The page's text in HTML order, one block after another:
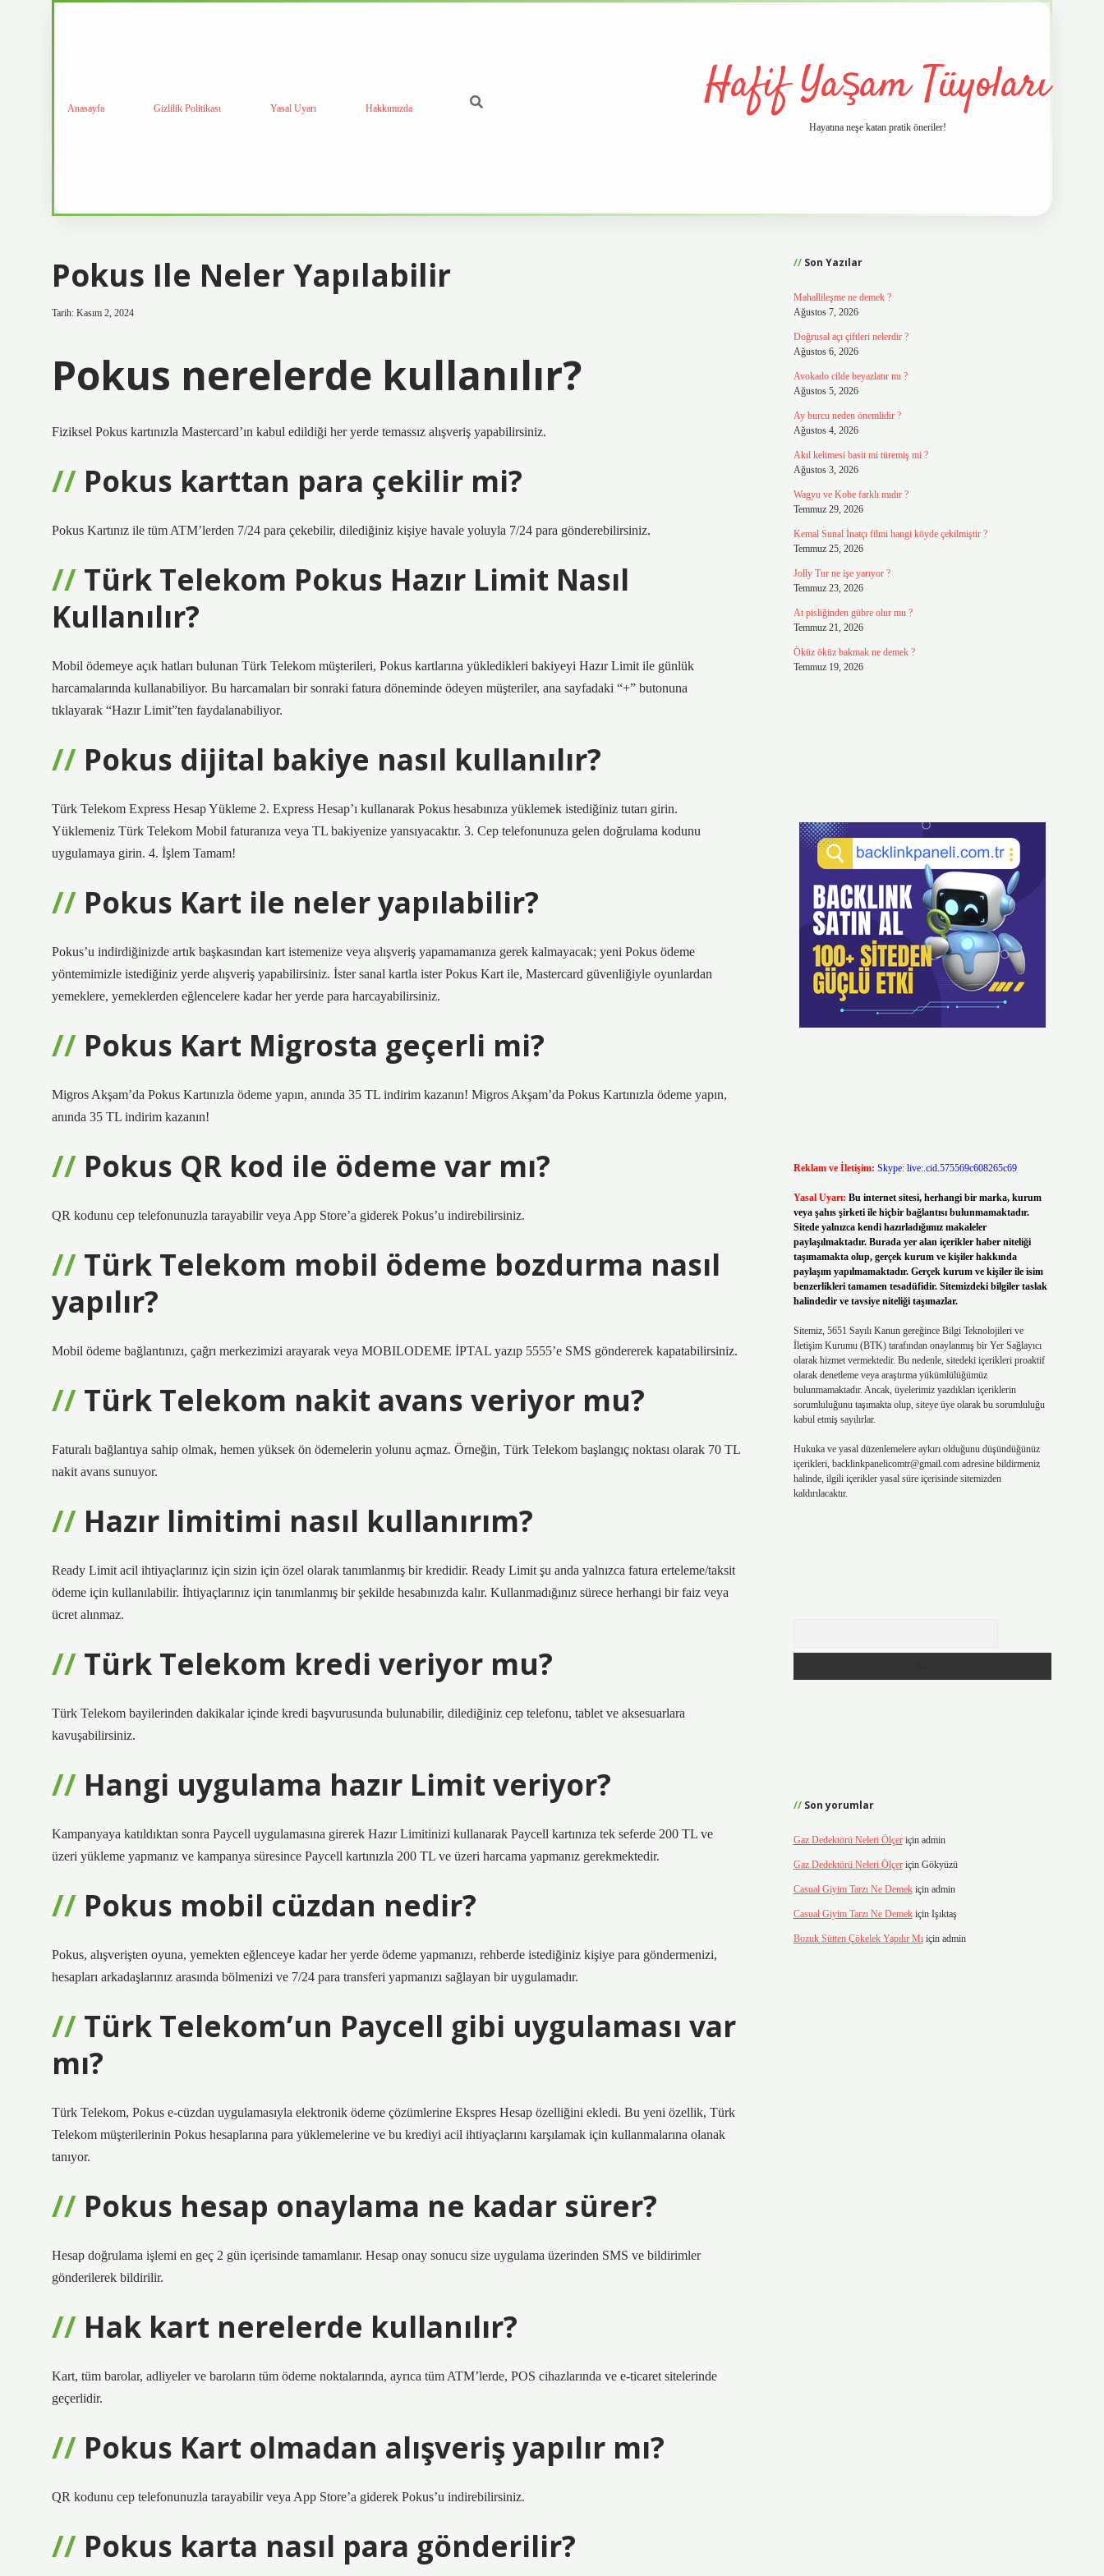
Anasayfa Gizlilik Politikası Yasal Uyarı Hakkımızda Hafif Yaşam Tüyoları
Hayatına neşe katan pratik öneriler!
Pokus Ile Neler Yapılabilir
Tarih: Kasım 2, 2024
Pokus nerelerde kullanılır?
Fiziksel Pokus kartınızla Mastercard’ın kabul edildiği her yerde temassız alışveriş yapabilirsiniz.
Pokus karttan para çekilir mi?
Pokus Kartınız ile tüm ATM’lerden 7/24 para çekebilir, dilediğiniz kişiye havale yoluyla 7/24 para gönderebilirsiniz.
Türk Telekom Pokus Hazır Limit Nasıl
Kullanılır?
Mobil ödemeye açık hatları bulunan Türk Telekom müşterileri, Pokus kartlarına yükledikleri bakiyeyi Hazır Limit ile günlük
harcamalarında kullanabiliyor. Bu harcamaları bir sonraki fatura döneminde ödeyen müşteriler, ana sayfadaki “+” butonuna
tıklayarak “Hazır Limit”ten faydalanabiliyor.
Pokus dijital bakiye nasıl kullanılır?
Türk Telekom Express Hesap Yükleme 2. Express Hesap’ı kullanarak Pokus hesabınıza yüklemek istediğiniz tutarı girin.
Yüklemeniz Türk Telekom Mobil faturanıza veya TL bakiyenize yansıyacaktır. 3. Cep telefonunuza gelen doğrulama kodunu
uygulamaya girin. 4. İşlem Tamam!
Pokus Kart ile neler yapılabilir?
Pokus’u indirdiğinizde artık başkasından kart istemenize veya alışveriş yapamamanıza gerek kalmayacak; yeni Pokus ödeme
yöntemimizle istediğiniz yerde alışveriş yapabilirsiniz. İster sanal kartla ister Pokus Kart ile, Mastercard güvenliğiyle oyunlardan
yemeklere, yemeklerden eğlencelere kadar her yerde para harcayabilirsiniz.
Pokus Kart Migrosta geçerli mi?
Migros Akşam’da Pokus Kartınızla ödeme yapın, anında 35 TL indirim kazanın! Migros Akşam’da Pokus Kartınızla ödeme yapın,
anında 35 TL indirim kazanın!
Pokus QR kod ile ödeme var mı?
QR kodunu cep telefonunuzla tarayabilir veya App Store’a giderek Pokus’u indirebilirsiniz.
Türk Telekom mobil ödeme bozdurma nasıl
yapılır?
Mobil ödeme bağlantınızı, çağrı merkezimizi arayarak veya MOBILODEME İPTAL yazıp 5555’e SMS göndererek kapatabilirsiniz.
Türk Telekom nakit avans veriyor mu?
Faturalı bağlantıya sahip olmak, hemen yüksek ön ödemelerin yolunu açmaz. Örneğin, Türk Telekom başlangıç ​​noktası olarak 70 TL
nakit avans sunuyor.
Hazır limitimi nasıl kullanırım?
Ready Limit acil ihtiyaçlarınız için sizin için özel olarak tanımlanmış bir kredidir. Ready Limit şu anda yalnızca fatura erteleme/taksit
ödeme için kullanılabilir. İhtiyaçlarınız için tanımlanmış bir şekilde hesabınızda kalır. Kullanmadığınız sürece herhangi bir faiz veya
ücret alınmaz.
Türk Telekom kredi veriyor mu?
Türk Telekom bayilerinden dakikalar içinde kredi başvurusunda bulunabilir, dilediğiniz cep telefonu, tablet ve aksesuarlara
kavuşabilirsiniz.
Hangi uygulama hazır Limit veriyor?
Kampanyaya katıldıktan sonra Paycell uygulamasına girerek Hazır Limitinizi kullanarak Paycell kartınıza tek seferde 200 TL ve
üzeri yükleme yapmanız ve kampanya süresince Paycell kartınızla 200 TL ve üzeri harcama yapmanız gerekmektedir.
Pokus mobil cüzdan nedir?
Pokus, alışverişten oyuna, yemekten eğlenceye kadar her yerde ödeme yapmanızı, rehberde istediğiniz kişiye para göndermenizi,
hesapları arkadaşlarınız arasında bölmenizi ve 7/24 para transferi yapmanızı sağlayan bir uygulamadır.
Türk Telekom’un Paycell gibi uygulaması var
mı?
Türk Telekom, Pokus e-cüzdan uygulamasıyla elektronik ödeme çözümlerine Ekspres Hesap özelliğini ekledi. Bu yeni özellik, Türk
Telekom müşterilerinin Pokus hesaplarına para yüklemelerine ve bu krediyi acil ihtiyaçlarını karşılamak için kullanmalarına olanak
tanıyor.
Pokus hesap onaylama ne kadar sürer?
Hesap doğrulama işlemi en geç 2 gün içerisinde tamamlanır. Hesap onay sonucu size uygulama üzerinden SMS ve bildirimler
gönderilerek bildirilir.
Hak kart nerelerde kullanılır?
Kart, tüm barolar, adliyeler ve baroların tüm ödeme noktalarında, ayrıca tüm ATM’lerde, POS cihazlarında ve e-ticaret sitelerinde
geçerlidir.
Pokus Kart olmadan alışveriş yapılır mı?
QR kodunu cep telefonunuzla tarayabilir veya App Store’a giderek Pokus’u indirebilirsiniz.
Pokus karta nasıl para gönderilir?
Son Yazılar
Mahallileşme ne demek ?
Ağustos 7, 2026
Doğrusal açı çiftleri nelerdir ?
Ağustos 6, 2026
Avokado cilde beyazlatır mı ?
Ağustos 5, 2026
Ay burcu neden önemlidir ?
Ağustos 4, 2026
Akıl kelimesi basit mi türemiş mi ?
Ağustos 3, 2026
Wagyu ve Kobe farklı mıdır ?
Temmuz 29, 2026
Kemal Sunal İnatçı filmi hangi köyde çekilmiştir ?
Temmuz 25, 2026
Jolly Tur ne işe yarıyor ?
Temmuz 23, 2026
At pisliğinden gübre olur mu ?
Temmuz 21, 2026
Öküz öküz bakmak ne demek ?
Temmuz 19, 2026
Reklam ve İletişim: Skype: live:.cid.575569c608265c69
Yasal Uyarı: Bu internet sitesi, herhangi bir marka, kurum
veya şahıs şirketi ile hiçbir bağlantısı bulunmamaktadır.
Sitede yalnızca kendi hazırladığımız makaleler
paylaşılmaktadır. Burada yer alan içerikler haber niteliği
taşımamakta olup, gerçek kurum ve kişiler hakkında
paylaşım yapılmamaktadır. Gerçek kurum ve kişiler ile isim
benzerlikleri tamamen tesadüfidir. Sitemizdeki bilgiler taslak
halindedir ve tavsiye niteliği taşımazlar.
Sitemiz, 5651 Sayılı Kanun gereğince Bilgi Teknolojileri ve
İletişim Kurumu (BTK) tarafından onaylanmış bir Yer Sağlayıcı
olarak hizmet vermektedir. Bu nedenle, sitedeki içerikleri proaktif
olarak denetleme veya araştırma yükümlülüğümüz
bulunmamaktadır. Ancak, üyelerimiz yazdıkları içeriklerin
sorumluluğunu taşımakta olup, siteye üye olarak bu sorumluluğu
kabul etmiş sayılırlar.
Hukuka ve yasal düzenlemelere aykırı olduğunu düşündüğünüz
içerikleri, backlinkpanelicomtr@gmail.comadresine bildirmeniz
halinde, ilgili içerikler yasal süre içerisinde sitemizden
kaldırılacaktır.
Son yorumlar
Gaz Dedektörü Neleri Ölçeriçin admin
Gaz Dedektörü Neleri Ölçeriçin Gökyüzü
Casual Giyim Tarzı Ne Demekiçin admin
Casual Giyim Tarzı Ne Demekiçin Işıktaş
Bozuk Sütten Çökelek Yapılır Mıiçin admin